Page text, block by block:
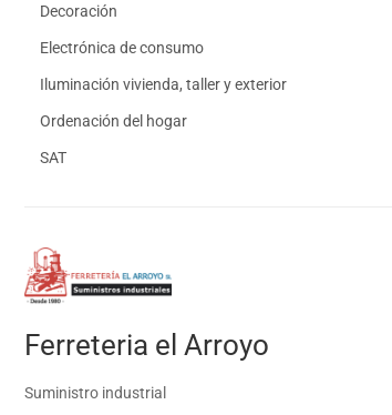
Decoración
Electrónica de consumo
Iluminación vivienda, taller y exterior
Ordenación del hogar
SAT
Ferreteria el Arroyo
Suministro industrial